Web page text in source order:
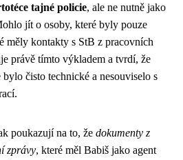
tajné policie, ale ne nutně jako
jít o osoby, které byly pouze
měly kontakty s StB z pracovních
právě tímto výkladem a tvrdí, že
čisto technické a nesouviselo s
poukazují na to, že dokumenty z
zprávy, které měl Babiš jako agent